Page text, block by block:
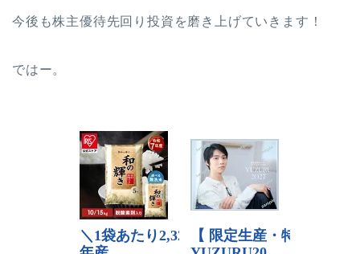
今後も株主優待先回り投資を磨き上げていきます！
ではー。